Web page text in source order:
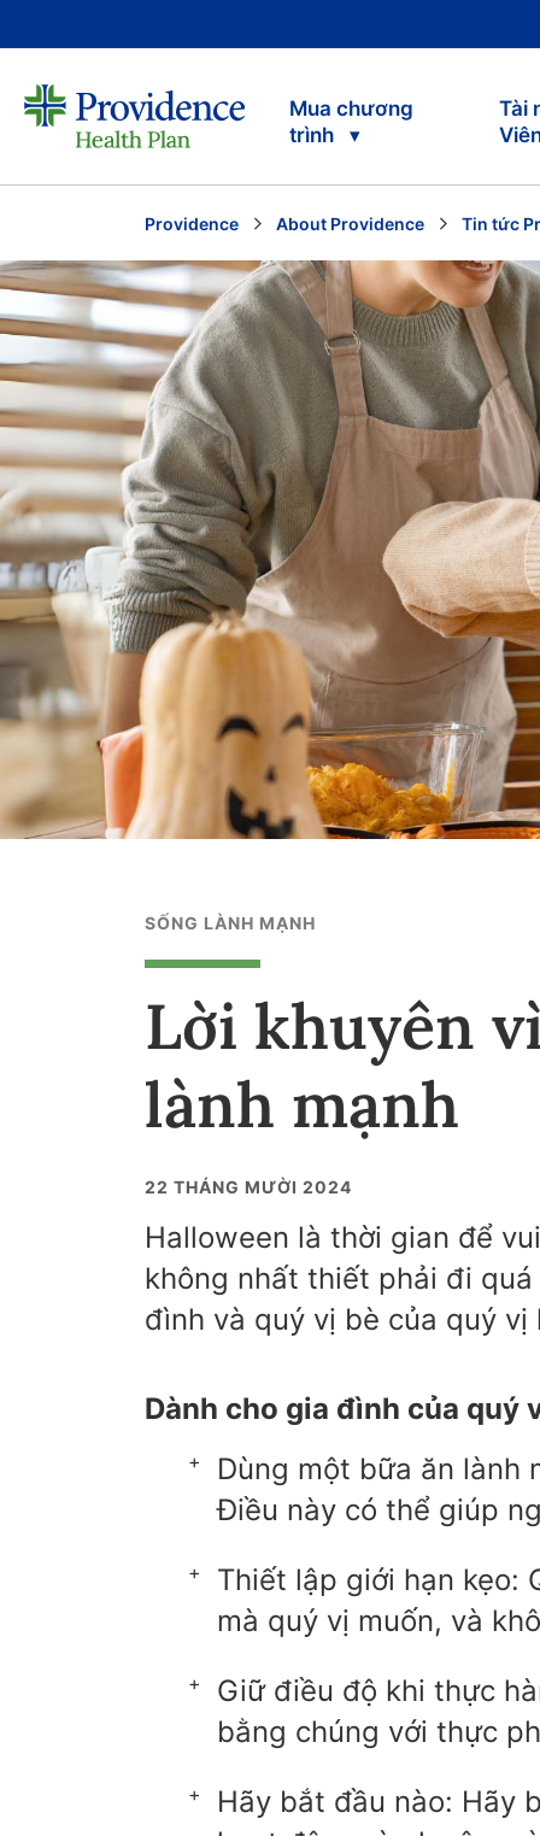
Mua chương
trình
Tài
Providence About Providence Tin tức
SỐNG LÀNH MẠNH
Lời khuyên
lành mạnh
22 THÁNG MƯỜI 2024
Halloween là thời gian để
không nhất thiết phải đi
đình và quý vị bè của quý
Dành cho gia đình của quý
Dùng một bữa ăn lành
Điều này có thể giúp
Thiết lập giới hạn kẹo:
mà quý vị muốn, và
Giữ điều độ khi thực
bằng chúng với thực
Hãy bắt đầu nào: Hãy